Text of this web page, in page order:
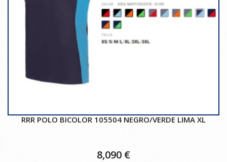
RRR POLO BICOLOR 105504 NEGRO/VERDE LIMA XL
8,090 €